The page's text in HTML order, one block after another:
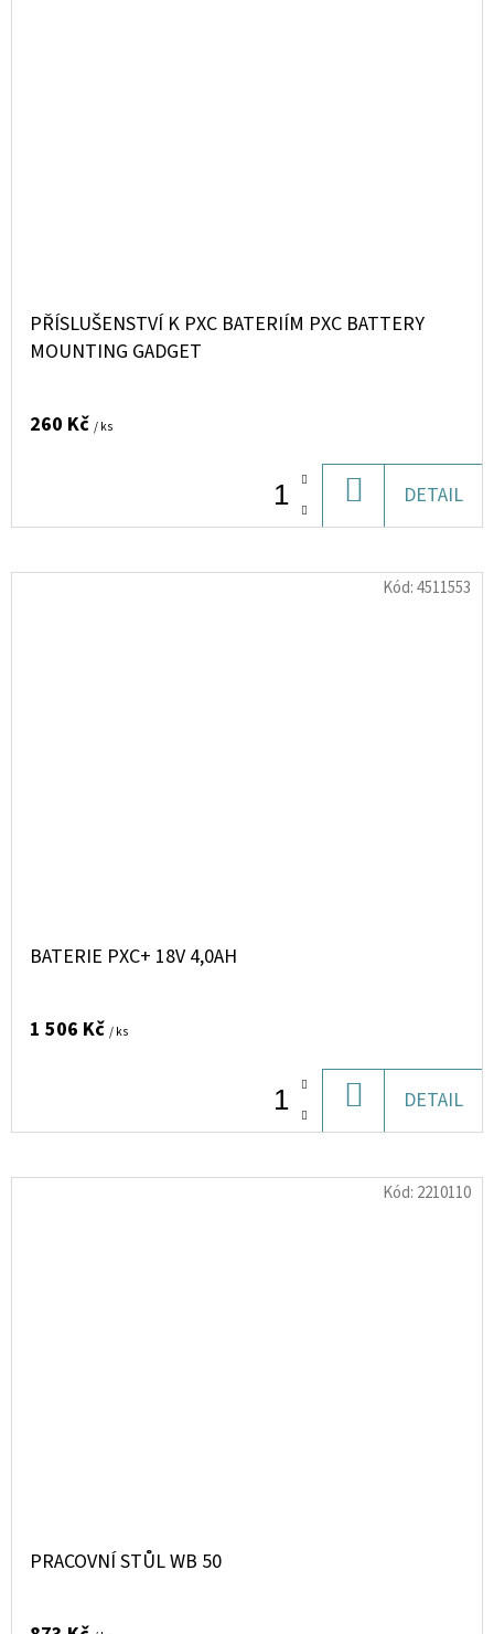
PŘÍSLUŠENSTVÍ K PXC BATERIÍM PXC BATTERY
MOUNTING GADGET
260 Kč / ks
KOŠÍKU
DETAIL
BATERIE PXC+ 18V 4,0AH
1 506 Kč / ks
KOŠÍKU
DETAIL
Kód:4511553
PRACOVNÍ STŮL WB 50
Kód: 2210110